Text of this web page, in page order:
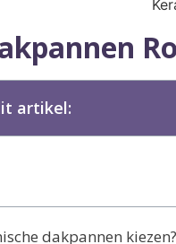
artikel:
dakpannen